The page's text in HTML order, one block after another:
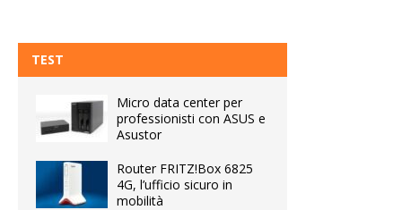
TEST
Micro data center per
professionisti con ASUS e
Asustor
Router FRITZ!Box 6825
4G, l’ufficio sicuro in
mobilità